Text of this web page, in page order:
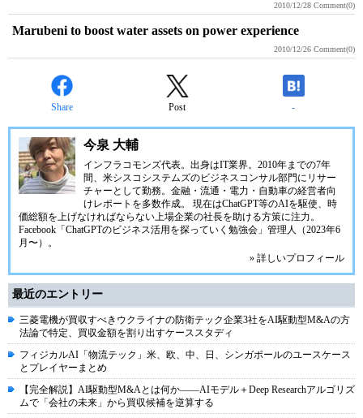
2010/12/28 Comment(0)
Marubeni to boost water assets on power experience
2010/12/26 Comment(0)
Share Post -
今泉 大輔
インフラコモンズ代表。出身はIT業界。2010年までの7年
間、米シスコシステムズのビジネスコンサル部門にリサー
チャーとして勤務。金融・流通・電力・自動車の経営者向
けレポートを多数作成。 現在はChatGPT等のAIを駆使、時
価総額を上げなければならない上場企業の社長を助ける方策に注力。
Facebook「ChatGPTのビジネス活用を探っていく勉強会」管理人（2023年6
月〜）。
» 詳しいプロフィール
最近のエントリー
三菱電機が買収すべきウクライナの防衛テック企業3社をAI駆動型M&Aの方
法論で特定、買収金額を割り出すケーススタディ
フィジカルAI「物流テック」米、欧、中、日、シンガポールのユースケース
とプレイヤーまとめ
【完全解説】AI駆動型M&Aとは何か――AIモデル＋Deep Researchアルゴリズ
ムで「会社の未来」から買収候補を逆算する